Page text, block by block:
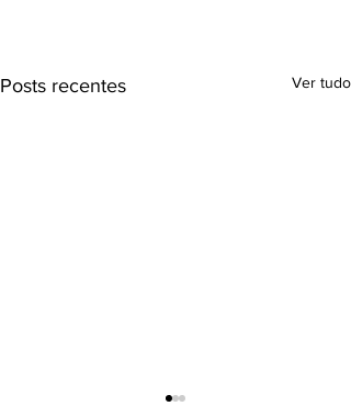
Posts recentes Ver tudo